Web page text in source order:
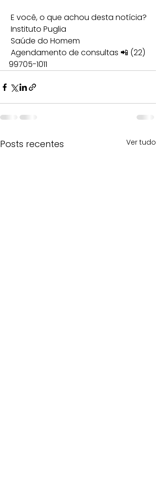
E você, o que achou desta notícia?
Instituto Puglia
Saúde do Homem
99705-1011
Posts recentes Ver tudo